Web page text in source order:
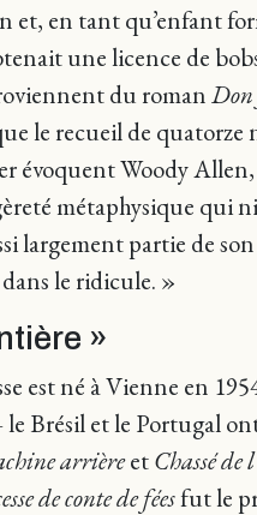
et, en tant qu’enfant
une licence de
du romanDon
le recueil de quatorze
évoquent Woody
métaphysique qui
largement partie de
le ridicule. »
»
est né à Vienne en
le Brésil et le Portugal
arrièreetChassé de
de conte de féesfut le